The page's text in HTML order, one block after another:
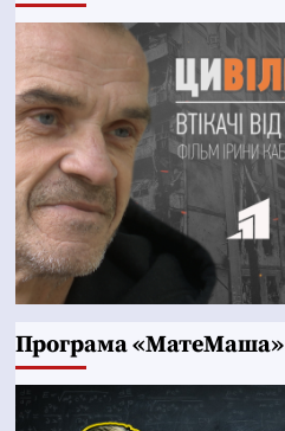
Програма «МатеМаша»